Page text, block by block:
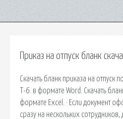
Приказ на отпуск бланк
Скачать бланк приказа на
Т-6. в формате Word. Скачать
формате Excel. · Если документ
сразу на нескольких